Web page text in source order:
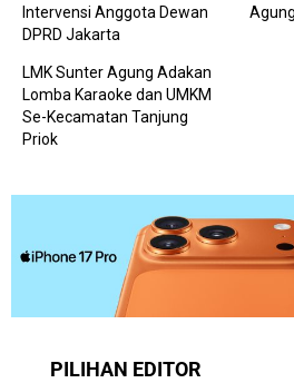
Intervensi Anggota Dewan
DPRD Jakarta
LMK Sunter Agung Adakan
Lomba Karaoke dan UMKM
Se-Kecamatan Tanjung
Priok
PILIHAN EDITOR